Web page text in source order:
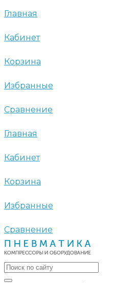
Главная
Кабинет
Корзина
Избранные
Сравнение
Главная
Кабинет
Корзина
Избранные
Сравнение